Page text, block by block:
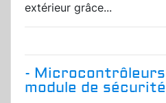
extérieur grâce...
-
module de